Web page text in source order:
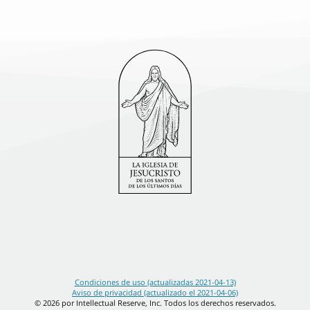
Condiciones de uso (actualizadas 2021-04-13)
Aviso de privacidad (actualizado el 2021-04-06)
© 2026 por Intellectual Reserve, Inc. Todos los derechos reservados.